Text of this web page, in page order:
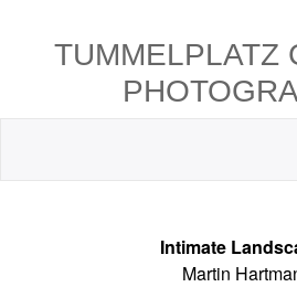
TUMMELPLATZ
Intimate
Martin